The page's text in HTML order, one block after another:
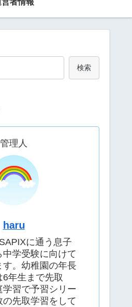
検索
管理人
haru
に通う息子
中学受験に向けて
す。幼稚園の年長
年生まで先取
学習で予習シリー
の先取学習をして